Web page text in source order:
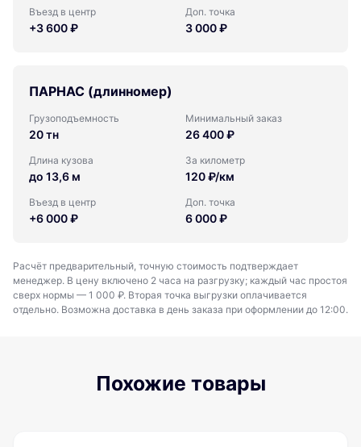
Въезд в центр
+3 600 ₽
Доп. точка
3 000 ₽
ПАРНАС (длинномер)
Грузоподъемность
20 тн
Минимальный заказ
26 400 ₽
Длина кузова
до 13,6 м
За километр
120 ₽/км
Въезд в центр
+6 000 ₽
Доп. точка
6 000 ₽
Расчёт предварительный, точную стоимость подтверждает
менеджер. В цену включено 2 часа на разгрузку; каждый час простоя
сверх нормы — 1 000 ₽. Вторая точка выгрузки оплачивается
отдельно. Возможна доставка в день заказа при оформлении до 12:00.
Похожие товары